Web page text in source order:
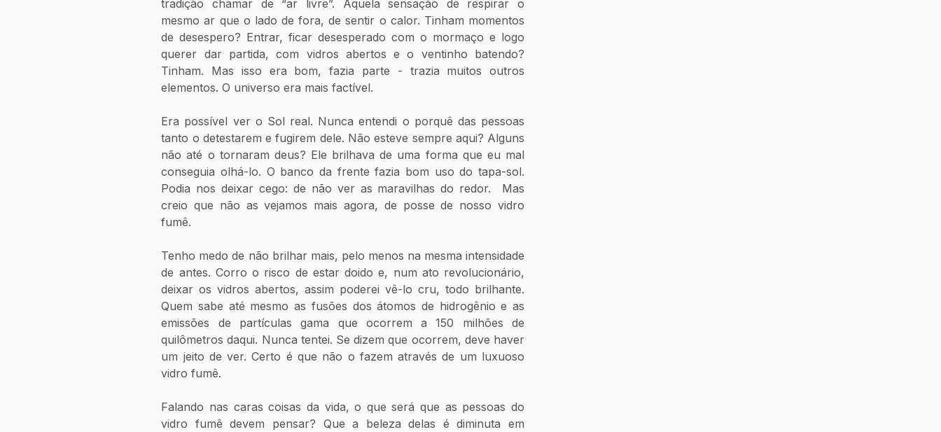
tradição chamar de “ar livre”. Aquela sensação de respirar o
mesmo ar que o lado de fora, de sentir o calor. Tinham momentos
de desespero? Entrar, ficar desesperado com o mormaço e logo
querer dar partida, com vidros abertos e o ventinho batendo?
Tinham. Mas isso era bom, fazia parte - trazia muitos outros
elementos. O universo era mais factível.
Era possível ver o Sol real. Nunca entendi o porquê das pessoas
tanto o detestarem e fugirem dele. Não esteve sempre aqui? Alguns
não até o tornaram deus? Ele brilhava de uma forma que eu mal
conseguia olhá-lo. O banco da frente fazia bom uso do tapa-sol.
Podia nos deixar cego: de não ver as maravilhas do redor.  Mas
creio que não as vejamos mais agora, de posse de nosso vidro
fumê.
Tenho medo de não brilhar mais, pelo menos na mesma intensidade
de antes. Corro o risco de estar doido e, num ato revolucionário,
deixar os vidros abertos, assim poderei vê-lo cru, todo brilhante.
Quem sabe até mesmo as fusões dos átomos de hidrogênio e as
emissões de partículas gama que ocorrem a 150 milhões de
quilômetros daqui. Nunca tentei. Se dizem que ocorrem, deve haver
um jeito de ver. Certo é que não o fazem através de um luxuoso
vidro fumê.
Falando nas caras coisas da vida, o que será que as pessoas do
vidro fumê devem pensar? Que a beleza delas é diminuta em